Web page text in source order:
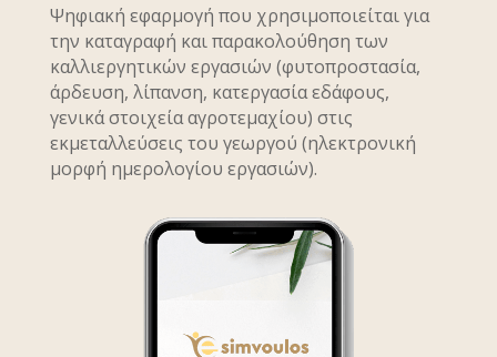
Ψηφιακή εφαρμογή που χρησιμοποιείται για
την καταγραφή και παρακολούθηση των
καλλιεργητικών εργασιών (φυτοπροστασία,
άρδευση, λίπανση, κατεργασία εδάφους,
γενικά στοιχεία αγροτεμαχίου) στις
εκμεταλλεύσεις του γεωργού (ηλεκτρονική
μορφή ημερολογίου εργασιών).